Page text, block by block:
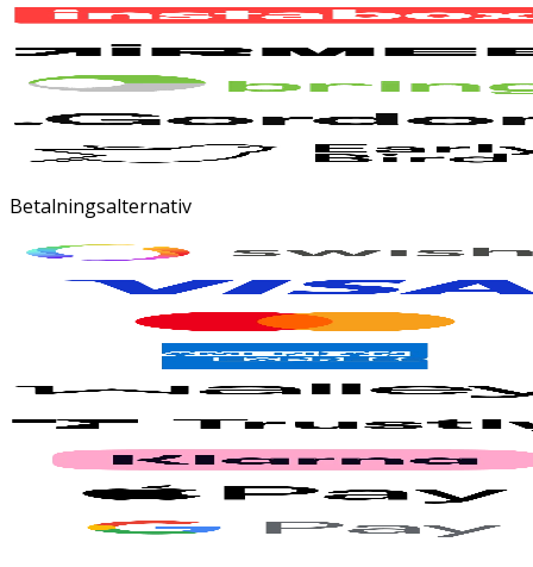
Betalningsalternativ